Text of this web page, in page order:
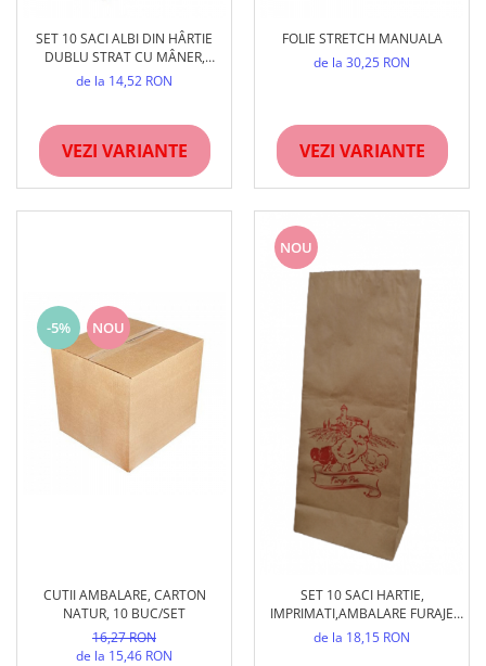
SET 10 SACI ALBI DIN HÂRTIE
DUBLU STRAT CU MÂNER,
REZISTENȚI, PENTRU FĂINĂ ȘI
FURAJE
de la 14,52 RON
VEZI VARIANTE
FOLIE STRETCH MANUALA
de la 30,25 RON
VEZI VARIANTE
-5% NOU
CUTII AMBALARE, CARTON
NATUR, 10 BUC/SET
16,27 RON
de la 15,46 RON
NOU
SET 10 SACI HARTIE,
IMPRIMATI,AMBALARE FURAJE
PUI
de la 18,15 RON